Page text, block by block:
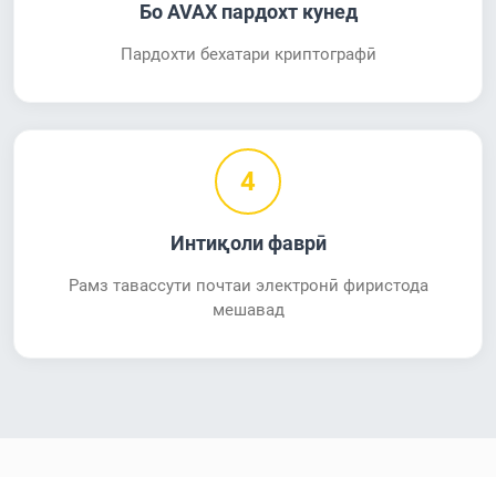
Бо AVAX пардохт кунед
Пардохти бехатари криптографӣ
4
Интиқоли фаврӣ
Рамз тавассути почтаи электронӣ фиристода
мешавад